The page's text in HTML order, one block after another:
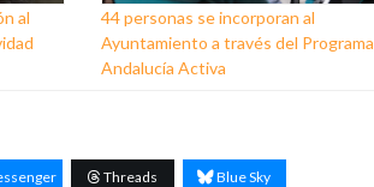
al
44 personas se incorporan al
Ayuntamiento a través del Programa
Andalucía Activa
Threads Blue Sky